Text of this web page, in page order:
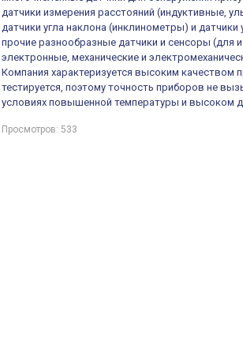
датчики измерения расстояний (индуктивные,
датчики угла наклона (инклинометры) и
прочие разнообразные датчики и сенсоры (для
электронные, механические и
Компания характеризуется высоким качеством
тестируется, поэтому точность приборов не
условиях повышенной температуры и высоком
Просмотров: 533